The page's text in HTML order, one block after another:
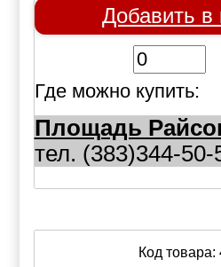
Добавить в
Где можно купить:
Площадь
тел. (383)344-50-
Код товара: